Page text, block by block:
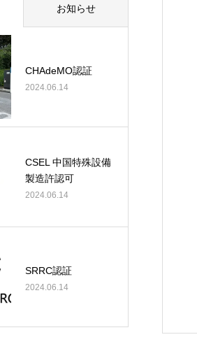
お知らせ
CHAdeMO認証
2024.06.14
CSEL 中国特殊設備
製造許認可
2024.06.14
SRRC認証
2024.06.14